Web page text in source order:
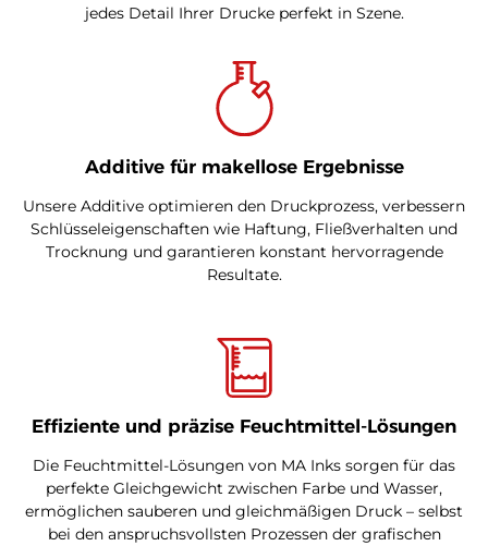
jedes Detail Ihrer Drucke perfekt in Szene.
Additive für makellose Ergebnisse
Unsere Additive optimieren den Druckprozess, verbessern
Schlüsseleigenschaften wie Haftung, Fließverhalten und
Trocknung und garantieren konstant hervorragende
Resultate.
Effiziente und präzise Feuchtmittel-Lösungen
Die Feuchtmittel-Lösungen von MA Inks sorgen für das
perfekte Gleichgewicht zwischen Farbe und Wasser,
ermöglichen sauberen und gleichmäßigen Druck – selbst
bei den anspruchsvollsten Prozessen der grafischen